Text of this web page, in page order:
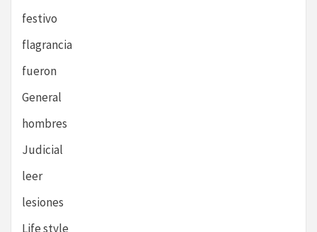
festivo
flagrancia
fueron
General
hombres
Judicial
leer
lesiones
Life style